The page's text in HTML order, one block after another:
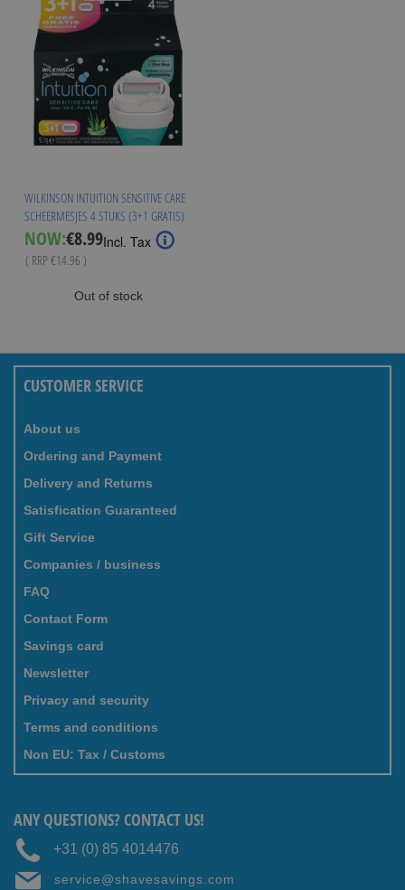
WILKINSON INTUITION SENSITIVE CARE
SCHEERMESJES 4 STUKS (3+1 GRATIS)
NOW:Special
Price
€8.99Incl. Tax
( RRP €14.96 )
Out of stock
CUSTOMER SERVICE
About us
Ordering and Payment
Delivery and Returns
Satisfication Guaranteed
Gift Service
Companies / business
FAQ
Contact Form
Savings card
Newsletter
Privacy and security
Terms and conditions
Non EU: Tax / Customs
ANY QUESTIONS? CONTACT US!
+31 (0) 85 4014476
service@shavesavings.com